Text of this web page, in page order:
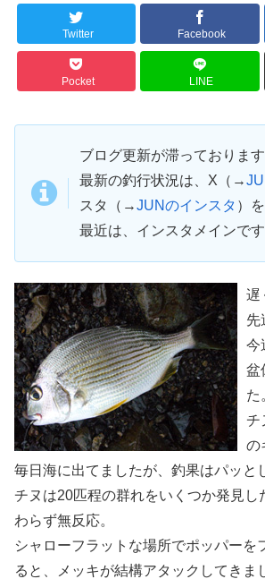
Twitter Facebook
Pocket LINE
ブログ更新が滞っております
最新の釣行状況は、X（→
スタ（→JUNのインスタ ）
最近は、インスタメインです
遅
先
今
盆
た
チ
の
毎日海に出てましたが、釣果はパッと
チヌは20匹程の群れをいくつか発見し
わらず無反応。
シャローフラットな場所でポッパーを
ると、メッキが結構アタックしてきま